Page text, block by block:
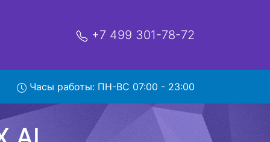
+7 499 301-78-72
Часы работы: ПН-ВС 07:00 - 23:00
в
которая